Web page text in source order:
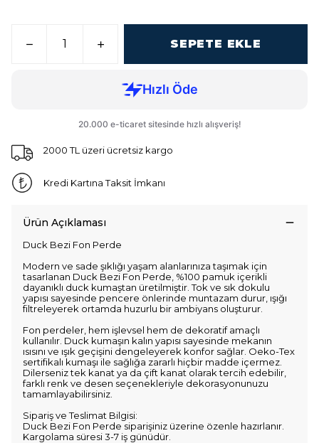
SEPETE EKLE
2000 TL üzeri ücretsiz kargo
Kredi Kartına Taksit İmkanı
Ürün Açıklaması
Duck Bezi Fon Perde
Modern ve sade şıklığı yaşam alanlarınıza taşımak için
tasarlanan Duck Bezi Fon Perde, %100 pamuk içerikli
dayanıklı duck kumaştan üretilmiştir. Tok ve sık dokulu
yapısı sayesinde pencere önlerinde muntazam durur, ışığı
filtreleyerek ortamda huzurlu bir ambiyans oluşturur.
Fon perdeler, hem işlevsel hem de dekoratif amaçlı
kullanılır. Duck kumaşın kalın yapısı sayesinde mekanın
ısısını ve ışık geçişini dengeleyerek konfor sağlar. Oeko-Tex
sertifikalı kumaşı ile sağlığa zararlı hiçbir madde içermez.
Dilerseniz tek kanat ya da çift kanat olarak tercih edebilir,
farklı renk ve desen seçenekleriyle dekorasyonunuzu
tamamlayabilirsiniz.
Sipariş ve Teslimat Bilgisi:
Duck Bezi Fon Perde siparişiniz üzerine özenle hazırlanır.
Kargolama süresi 3-7 iş günüdür.